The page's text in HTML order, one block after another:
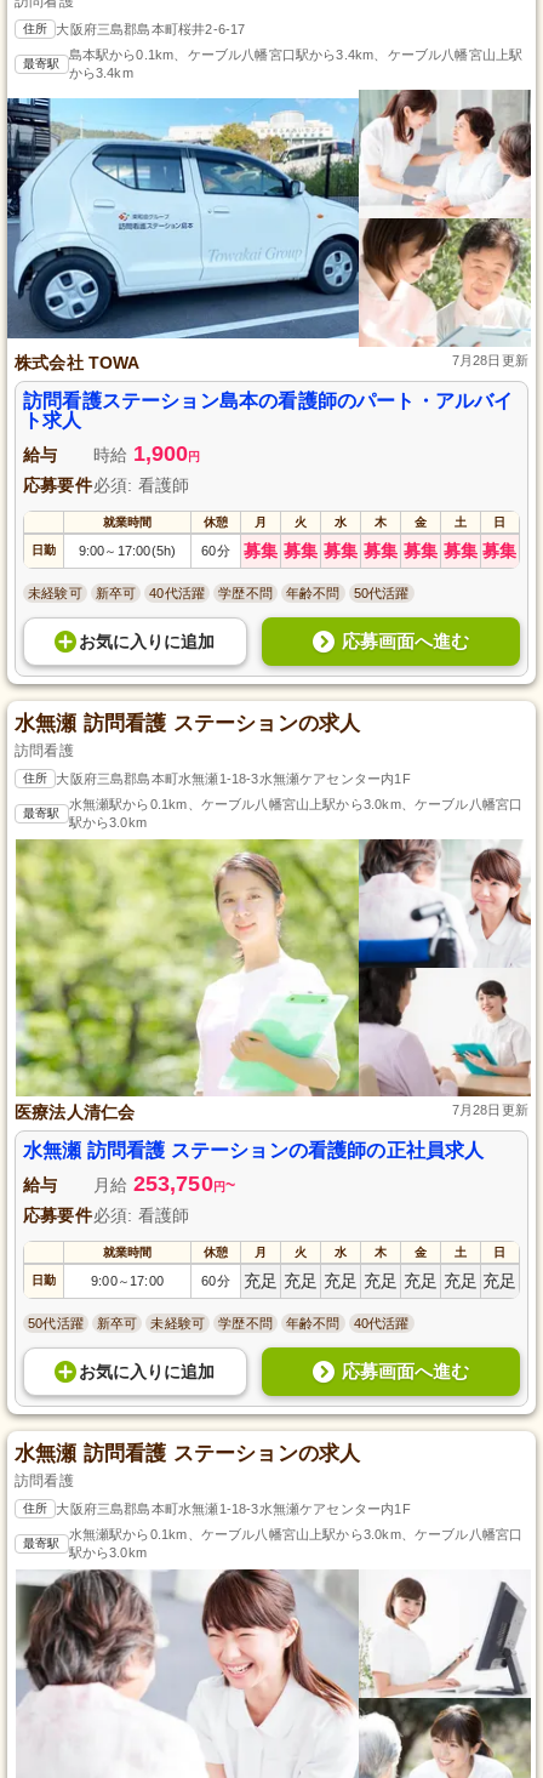
住所 大阪府三島郡島本町桜井2-6-17
最寄駅
島本駅から0.1km、ケーブル八幡宮口駅から3.4km、ケーブル八幡宮山上駅
から3.4km
株式会社 TOWA 7月28日更新
訪問看護ステーション島本の看護師のパート・アルバイ
ト求人
給与 時給 1,900円
応募要件必須: 看護師
就業時間 休憩 月 火 水 木 金 土 日
日勤 9:00～ 17:00(5h) 60分 募集 募集 募集 募集 募集 募集 募集
未経験可 新卒可 40代活躍 学歴不問 年齢不問 50代活躍
お気に入り に追加 応募画面へ進む
水無瀬 訪問看護 ステーションの求人
訪問看護
住所 大阪府三島郡島本町水無瀬1-18-3水無瀬ケアセンター内1F
最寄駅
水無瀬駅から0.1km、ケーブル八幡宮山上駅から3.0km、ケーブル八幡宮口
駅から3.0km
医療法人清仁会 7月28日更新
水無瀬 訪問看護 ステーションの看護師の正社員求人
給与 月給 253,750円~
応募要件必須: 看護師
就業時間 休憩 月 火 水 木 金 土 日
日勤 9:00～ 17:00 60分 充足 充足 充足 充足 充足 充足 充足
50代活躍 新卒可 未経験可 学歴不問 年齢不問 40代活躍
お気に入り に追加 応募画面へ進む
水無瀬 訪問看護 ステーションの求人
訪問看護
住所 大阪府三島郡島本町水無瀬1-18-3水無瀬ケアセンター内1F
最寄駅
水無瀬駅から0.1km、ケーブル八幡宮山上駅から3.0km、ケーブル八幡宮口
駅から3.0km